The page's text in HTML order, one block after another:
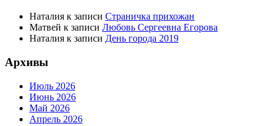
Наталия к записи Страничка прихожан
Матвей к записи Любовь Сергеевна Егорова
Наталия к записи День города 2019
Архивы
Июль 2026
Июнь 2026
Май 2026
Апрель 2026